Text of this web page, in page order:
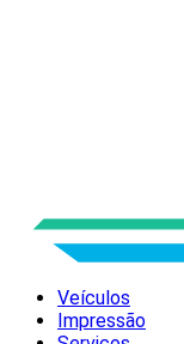
Veículos
Impressão